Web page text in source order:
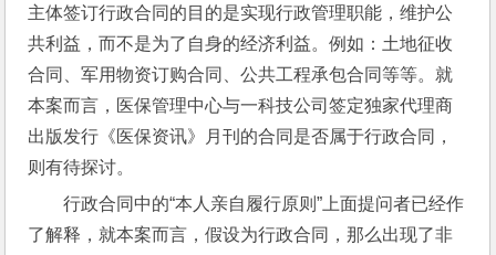
主体签订行政合同的目的是实现行政管理职能，维护公
共利益，而不是为了自身的经济利益。例如：土地征收
合同、军用物资订购合同、公共工程承包合同等等。就
本案而言，医保管理中心与一科技公司签定独家代理商
出版发行《医保资讯》月刊的合同是否属于行政合同，
则有待探讨。
行政合同中的“本人亲自履行原则”上面提问者已经作
了解释，就本案而言，假设为行政合同，那么出现了非